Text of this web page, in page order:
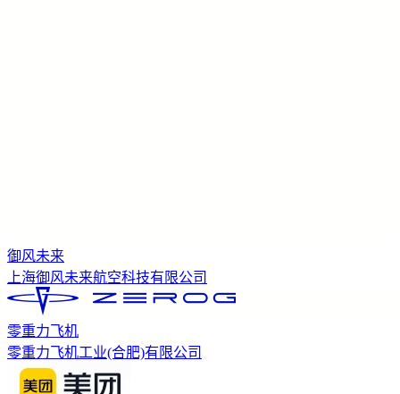
御风未来
上海御风未来航空科技有限公司
零重力飞机
零重力飞机工业(合肥)有限公司